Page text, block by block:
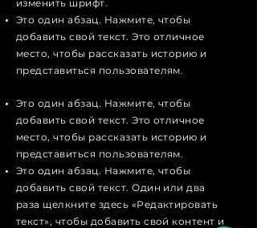
изменить шрифт.
Это один абзац. Нажмите, чтобы
добавить свой текст. Это отличное
место, чтобы рассказать историю и
представиться пользователям.
Это один абзац. Нажмите, чтобы
добавить свой текст. Это отличное
место, чтобы рассказать историю и
представиться пользователям.
Это один абзац. Нажмите, чтобы
добавить свой текст. Один или два
раза щелкните здесь «Редактировать
текст», чтобы добавить свой контент и